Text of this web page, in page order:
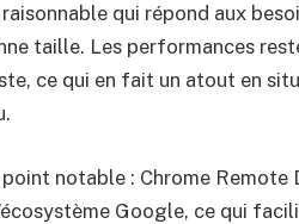
qui répond aux
taille. Les performances
ce qui en fait un atout en
notable : Chrome
Google, ce qui